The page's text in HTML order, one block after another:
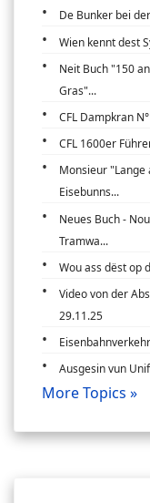
De Bunker bei
Wien kennt dest
Neit Buch "150
Gras"...
CFL Dampkran
CFL 1600er
Monsieur "Lange
Eisebunns...
Neues Buch -
Tramwa...
Wou ass dëst op
Video von der
29.11.25
Ausgesin vun
More Topics »